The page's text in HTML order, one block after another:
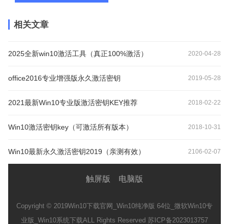
相关文章
2025全新win10激活工具（真正100%激活） 2020-04-28
office2016专业增强版永久激活密钥 2019-05-28
2021最新Win10专业版激活密钥KEY推荐 2018-02-22
Win10激活密钥key（可激活所有版本） 2018-10-31
Win10最新永久激活密钥2019（亲测有效） 2106-02-07
触屏版 电脑版
Copyright © 2019Win10下载官网_Win10纯净版 64位_微软Win10专
业版_Win10系统下载ALL Rights Reserved 苏ICP备2023013757